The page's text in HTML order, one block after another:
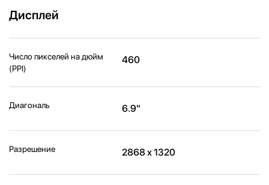
Дисплей
Число пикселей на дюйм
(PPI)
460
Диагональ 6.9"
Разрешение 2868 x 1320